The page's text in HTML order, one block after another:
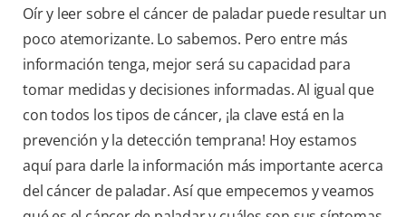
Oír y leer sobre el cáncer de paladar puede resultar un
poco atemorizante. Lo sabemos. Pero entre más
información tenga, mejor será su capacidad para
tomar medidas y decisiones informadas. Al igual que
con todos los tipos de cáncer, ¡la clave está en la
prevención y la detección temprana! Hoy estamos
aquí para darle la información más importante acerca
del cáncer de paladar. Así que empecemos y veamos